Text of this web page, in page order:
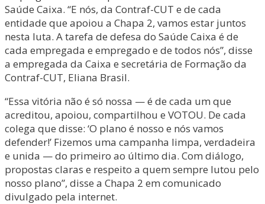
Saúde Caixa. “E nós, da Contraf-CUT e de cada
entidade que apoiou a Chapa 2, vamos estar juntos
nesta luta. A tarefa de defesa do Saúde Caixa é de
cada empregada e empregado e de todos nós”, disse
a empregada da Caixa e secretária de Formação da
Contraf-CUT, Eliana Brasil.
“Essa vitória não é só nossa — é de cada um que
acreditou, apoiou, compartilhou e VOTOU. De cada
colega que disse: ‘O plano é nosso e nós vamos
defender!’ Fizemos uma campanha limpa, verdadeira
e unida — do primeiro ao último dia. Com diálogo,
propostas claras e respeito a quem sempre lutou pelo
nosso plano”, disse a Chapa 2 em comunicado
divulgado pela internet.